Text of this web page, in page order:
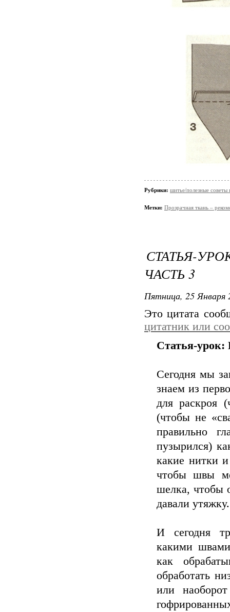
Рубрики: шитье/полезные советы
Метки: Прозрачная ткань –
СТАТЬЯ-
ЧАСТЬ 3
Пятница, 25 Января
Это цитата
цитатник или
Статья-урок:
Сегодня мы
знаем из
для раскроя
(чтобы не
правильно
пузырился)
какие нитки
чтобы швы
шелка, чтобы
давали утяжку.
И сегодня
какими
как
обработать
или